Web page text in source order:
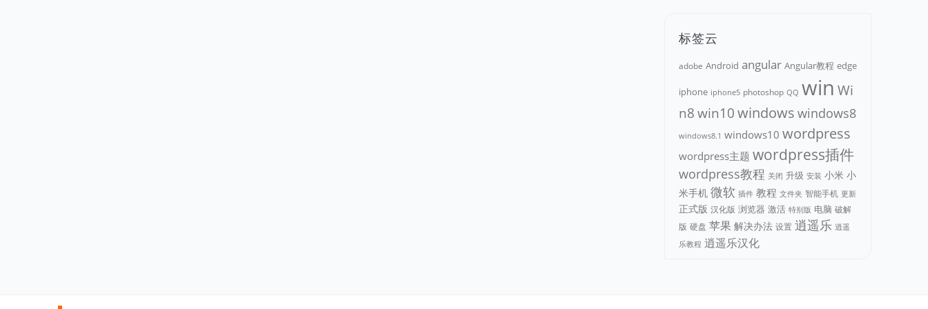
标签云
adobe Android angular Angular教程 edge
iphone iphone5 photoshop QQ win Wi
n8win10windows windows8
windows8.1 windows10 wordpress
wordpress主题 wordpress插件
wordpress教程 关闭 升级 安装 小米 小
米手机 微软 插件 教程 文件夹 智能手机 更新
正式版 汉化版 浏览器 激活 特别版 电脑 破解
版 硬盘 苹果 解决办法 设置 逍遥乐 逍遥
乐教程 逍遥乐汉化